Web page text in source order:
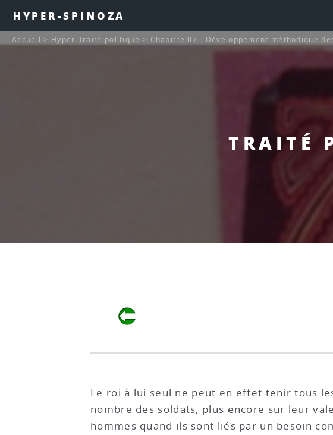
HYPER-SPINOZA
TRAITÉ
Accueil > Hyper-Traité politique > Chapitre 07 - Développement méthodique
Le roi à lui seul ne peut en effet tenir tous
nombre des soldats, plus encore sur leur
hommes quand ils sont liés par un besoin